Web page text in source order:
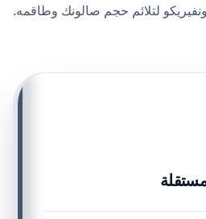
لتلائم حجم صالونك وطاقمه.